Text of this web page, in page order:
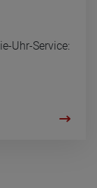
Uhr-Service: